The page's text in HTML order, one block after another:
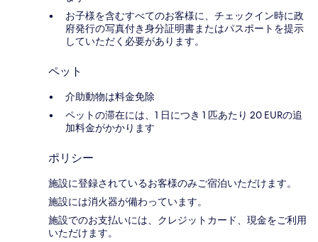
お子様を含むすべてのお客様に、チェックイン時に政
府発行の写真付き身分証明書またはパスポートを提示
していただく必要があります。
ペット
介助動物は料金免除
ペットの滞在には、1 日につき 1 匹あたり 20 EURの追
加料金がかかります
ポリシー
施設に登録されているお客様のみご宿泊いただけます。
施設には消火器が備わっています。
施設でのお支払いには、クレジットカード、現金をご利用
いただけます。